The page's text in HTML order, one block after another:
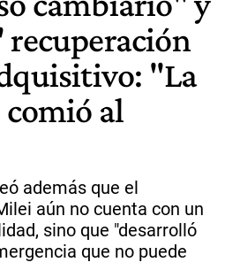
"La
al
además que el
aún no cuenta con un
sino que "desarrolló
que no puede